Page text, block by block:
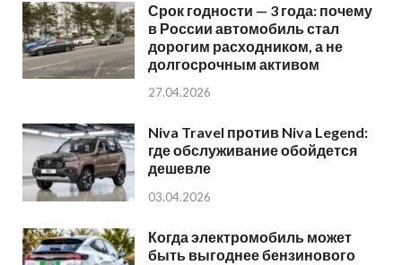
Срок годности — 3 года: почему
в России автомобиль стал
дорогим расходником, а не
долгосрочным активом
27.04.2026
Niva Travel против Niva Legend:
где обслуживание обойдется
дешевле
03.04.2026
Когда электромобиль может
быть выгоднее бензинового